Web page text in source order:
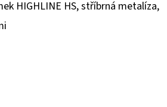
HIGHLINE HS, stříbrná metalíza,